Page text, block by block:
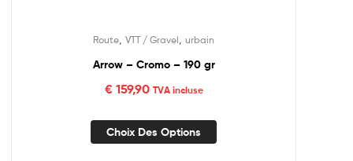
Route VTT / Gravel urbain
Arrow – Cromo – 190 gr
€159,90 TVA incluse
Choix Des Options